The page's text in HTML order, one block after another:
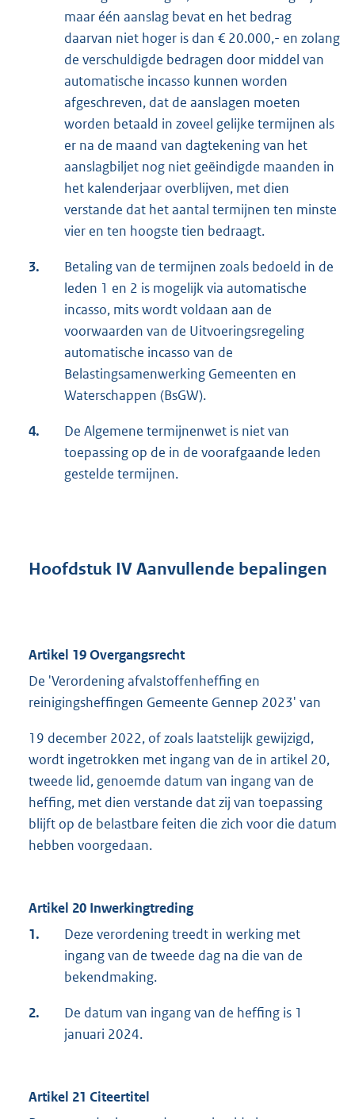
maar één aanslag bevat en het bedrag
daarvan niet hoger is dan € 20.000,- en zolang
de verschuldigde bedragen door middel van
automatische incasso kunnen worden
afgeschreven, dat de aanslagen moeten
worden betaald in zoveel gelijke termijnen als
er na de maand van dagtekening van het
aanslagbiljet nog niet geëindigde maanden in
het kalenderjaar overblijven, met dien
verstande dat het aantal termijnen ten minste
vier en ten hoogste tien bedraagt.
3.
Betaling van de termijnen zoals bedoeld in de
leden 1 en 2 is mogelijk via automatische
incasso, mits wordt voldaan aan de
voorwaarden van de Uitvoeringsregeling
automatische incasso van de
Belastingsamenwerking Gemeenten en
Waterschappen (BsGW).
4.
De Algemene termijnenwet is niet van
toepassing op de in de voorafgaande leden
gestelde termijnen.
Hoofdstuk IV Aanvullende bepalingen
Artikel 19 Overgangsrecht
De 'Verordening afvalstoffenheffing en
reinigingsheffingen Gemeente Gennep 2023' van
19 december 2022, of zoals laatstelijk gewijzigd,
wordt ingetrokken met ingang van de in artikel 20,
tweede lid, genoemde datum van ingang van de
heffing, met dien verstande dat zij van toepassing
blijft op de belastbare feiten die zich voor die datum
hebben voorgedaan.
Artikel 20 Inwerkingtreding
1.
Deze verordening treedt in werking met
ingang van de tweede dag na die van de
bekendmaking.
2.
De datum van ingang van de heffing is 1
januari 2024.
Artikel 21 Citeertitel